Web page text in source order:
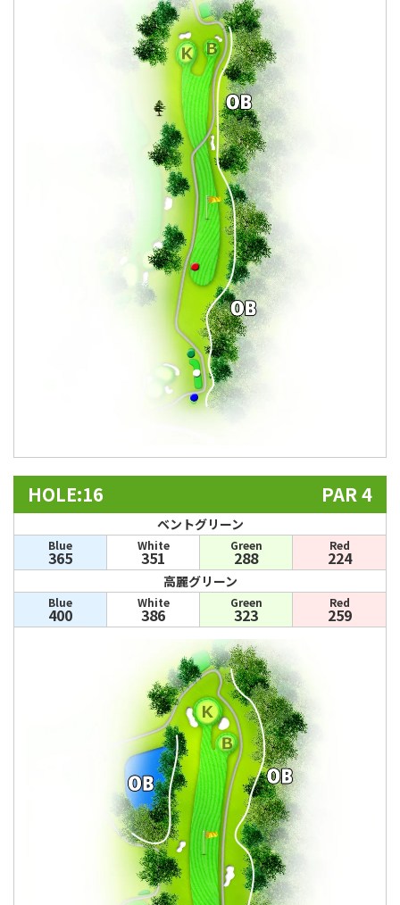
HOLE:16 PAR 4
ベントグリーン
Blue
365
White
351
Green
288
Red
224
高麗グリーン
Blue
400
White
386
Green
323
Red
259